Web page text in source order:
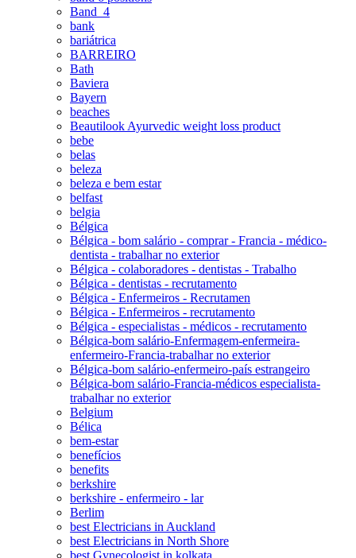
Band_4
bank
bariátrica
BARREIRO
Bath
Baviera
Bayern
beaches
Beautilook Ayurvedic weight loss product
bebe
belas
beleza
beleza e bem estar
belfast
belgia
Bélgica
Bélgica - bom salário - comprar - Francia - médico-
dentista - trabalhar no exterior
Bélgica - colaboradores - dentistas - Trabalho
Bélgica - dentistas - recrutamento
Bélgica - Enfermeiros - Recrutamen
Bélgica - Enfermeiros - recrutamento
Bélgica - especialistas - médicos - recrutamento
Bélgica-bom salário-Enfermagem-enfermeira-
enfermeiro-Francia-trabalhar no exterior
Bélgica-bom salário-enfermeiro-país estrangeiro
Bélgica-bom salário-Francia-médicos especialista-
trabalhar no exterior
Belgium
Bélica
bem-estar
benefícios
benefits
berkshire
berkshire - enfermeiro - lar
Berlim
best Electricians in Auckland
best Electricians in North Shore
best Gynecologist in kolkata